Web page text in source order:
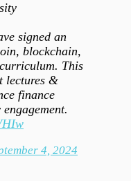
signed an
blockchain,
This
lectures &
finance
4, 2024